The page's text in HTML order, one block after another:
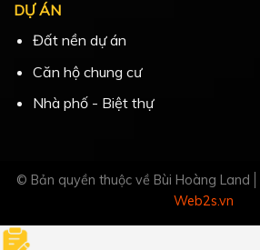
DỰ ÁN
Đất nền dự án
Căn hộ chung cư
Nhà phố - Biệt thự
© Bản quyền thuộc về Bùi Hoàng Land
Web2s.vn